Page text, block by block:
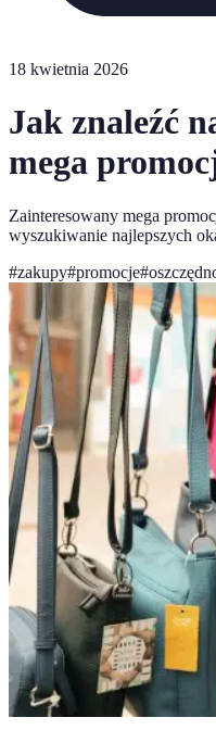
18 kwietnia 2026
Jak znaleźć
mega
Zainteresowany mega
wyszukiwanie najlepszych
#zakupy#promocje#